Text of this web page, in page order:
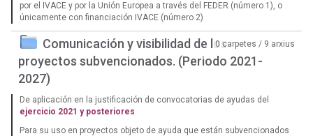
por el IVACE y por la Unión Europea a través del FEDER (número 1), o
únicamente con financiación IVACE (número 2)
Comunicación y visibilidad de los
proyectos subvencionados. (Periodo 2021-
2027)
0 carpetes / 9 arxius
De aplicación en la justificación de convocatorias de ayudas del
ejercicio 2021 y posteriores
Para su uso en proyectos objeto de ayuda que están subvencionados